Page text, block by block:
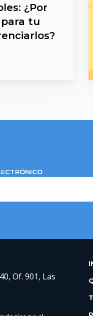
¿Por
tu
Of. 901, Las